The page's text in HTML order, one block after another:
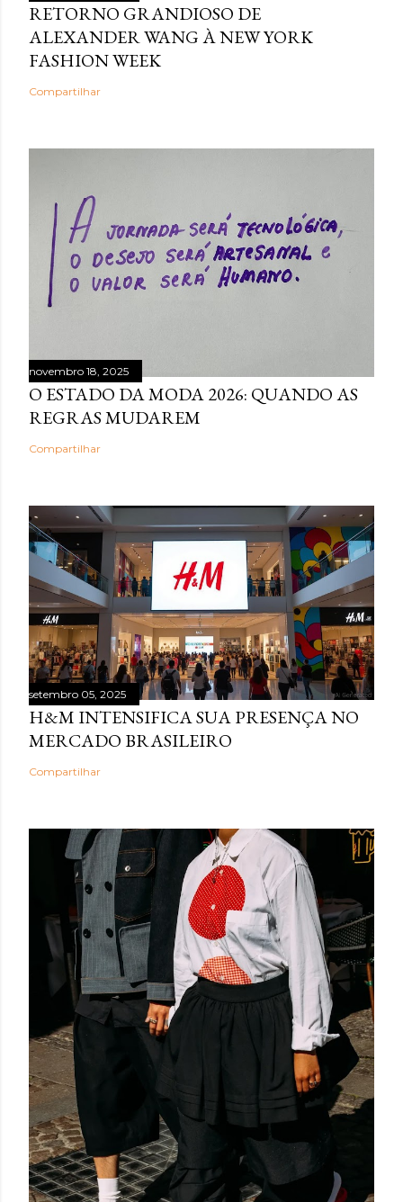
RETORNO GRANDIOSO DE
ALEXANDER WANG À NEW YORK
FASHION WEEK
Compartilhar
novembro 18, 2025
O ESTADO DA MODA 2026: QUANDO AS
REGRAS MUDAREM
Compartilhar
setembro 05, 2025
H&M INTENSIFICA SUA PRESENÇA NO
MERCADO BRASILEIRO
Compartilhar